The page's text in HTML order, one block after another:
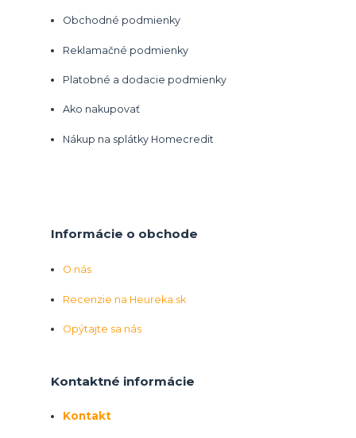
Obchodné podmienky
Reklamačné podmienky
Platobné a dodacie podmienky
Ako nakupovať
Nákup na splátky Homecredit
Informácie o obchode
O nás
Recenzie na Heureka.sk
Opýtajte sa nás
Kontaktné informácie
Kontakt